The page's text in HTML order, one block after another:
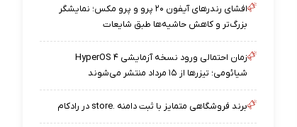
افشای رندرهای آیفون ۲۰ پرو و پرو مکس؛ نمایشگر
بزرگ‌تر و کاهش حاشیه‌ها طبق شایعات
زمان احتمالی ورود نسخه آزمایشی HyperOS ۴
شیائومی؛ تیزرها از ۱۵ مرداد منتشر می‌شوند
برند فروشگاهی متمایز با ثبت دامنه .store در رادکام